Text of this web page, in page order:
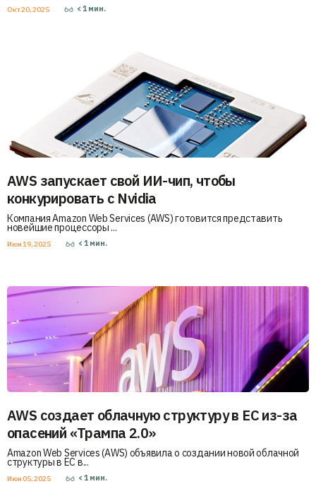
Окт 20, 2025 < 1 мин.
AWS запускает свой ИИ-чип, чтобы
конкурировать с Nvidia
Компания Amazon Web Services (AWS) готовится представить
новейшие процессоры ...
Июн 19, 2025 < 1 мин.
AWS создает облачную структуру в ЕС из-за
опасений «Трампа 2.0»
Amazon Web Services (AWS) объявила о создании новой облачной
структуры в ЕС в...
Июн 05, 2025 < 1 мин.